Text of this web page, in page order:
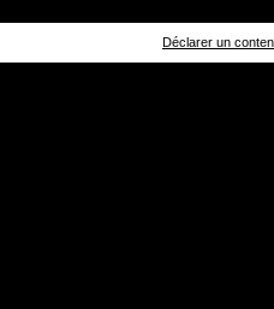
Déclarer un